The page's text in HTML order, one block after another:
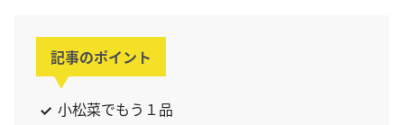
記事のポイント
小松菜でもう１品